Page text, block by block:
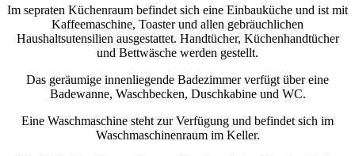
Im sepraten Küchenraum befindet sich eine Einbauküche und ist mit
Kaffeemaschine, Toaster und allen gebräuchlichen
Haushaltsutensilien ausgestattet. Handtücher, Küchenhandtücher
und Bettwäsche werden gestellt.
Das geräumige innenliegende Badezimmer verfügt über eine
Badewanne, Waschbecken, Duschkabine und WC.
Eine Waschmaschine steht zur Verfügung und befindet sich im
Waschmaschinenraum im Keller.